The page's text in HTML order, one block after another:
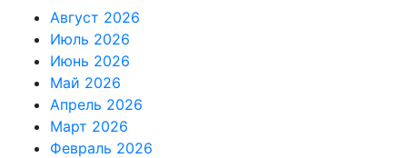
Август 2026
Июль 2026
Июнь 2026
Май 2026
Апрель 2026
Март 2026
Февраль 2026